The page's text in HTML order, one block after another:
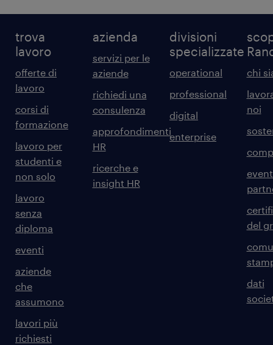
trova
lavoro
offerte di
lavoro
corsi di
formazione
lavoro per
studenti e
non solo
lavoro
senza
diploma
eventi
aziende
che
assumono
lavori più
richiesti
azienda
servizi per le
aziende
richiedi una
consulenza
approfondimenti
HR
ricerche e
insight HR
divisioni
specializzate
operational
professional
digital
enterprise
chi
noi
del
dati